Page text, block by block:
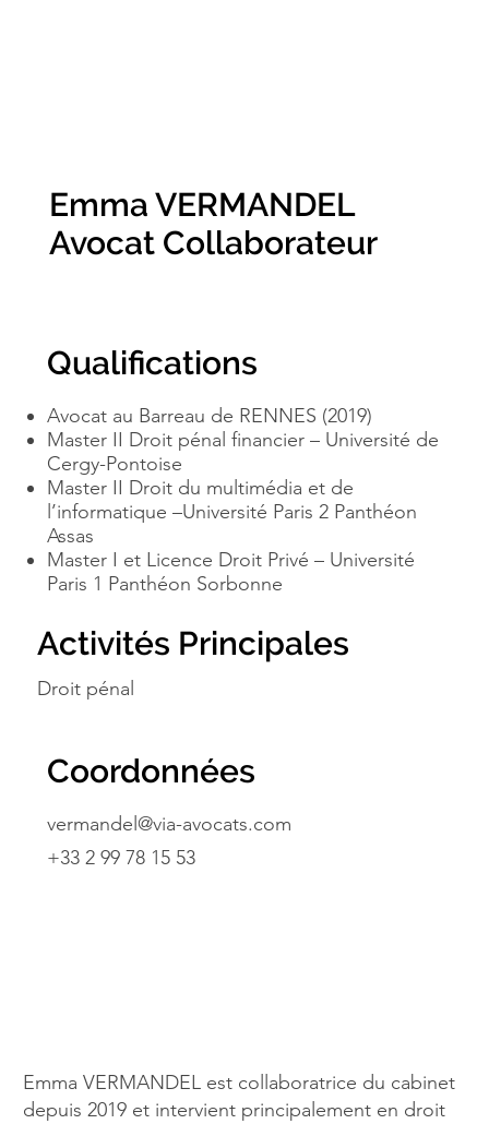
Emma VERMANDEL
Avocat Collaborateur
Emma VERMANDEL est collaboratrice du cabinet
depuis 2019 et intervient principalement en droit
Qualifications
Avocat au Barreau de RENNES (2019)
Master II Droit pénal financier – Université de
Cergy-Pontoise
Master II Droit du multimédia et de
l’informatique –Université Paris 2 Panthéon
Assas
Master I et Licence Droit Privé – Université
Paris 1 Panthéon Sorbonne
Activités Principales
Droit pénal
Coordonnées
vermandel@via-avocats.com
+33 2 99 78 15 53